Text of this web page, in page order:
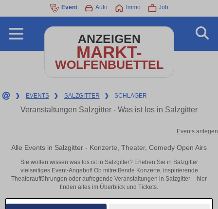
Event Auto Immo Job
ANZEIGEN
MARKT-
WOLFENBUETTEL
❯ EVENTS ❯ SALZGITTER ❯ SCHLAGER
Veranstaltungen Salzgitter - Was ist los in Salzgitter
Events anlegen
Alle Events in Salzgitter - Konzerte, Theater, Comedy Open Airs
Sie wollen wissen was los ist in Salzgitter? Erleben Sie in Salzgitter
vielseitiges Event-Angebot! Ob mitreißende Konzerte, inspirierende
Theateraufführungen oder aufregende Veranstaltungen in Salzgitter – hier
finden alles im Überblick und Tickets.